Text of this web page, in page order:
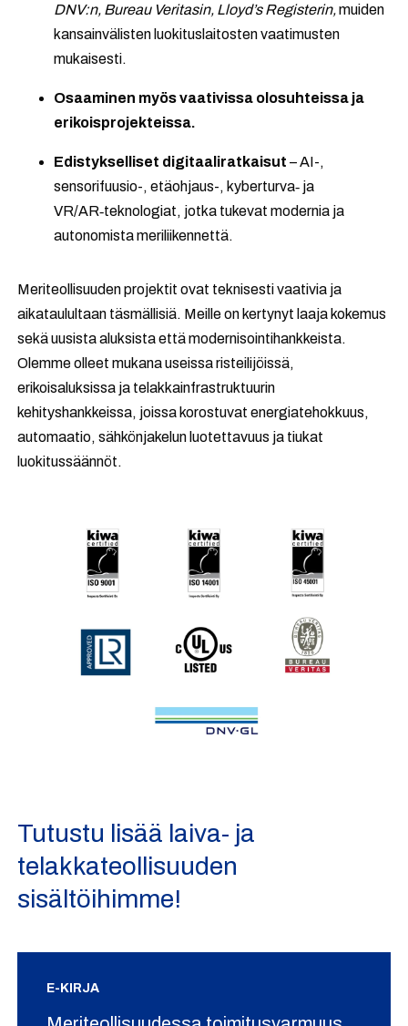
DNV:n, Bureau Veritasin, Lloyd’s Registerin,muiden
kansainvälisten luokituslaitosten vaatimusten
mukaisesti.
Osaaminen myös vaativissa olosuhteissa ja
erikoisprojekteissa.
Edistykselliset digitaaliratkaisut – AI-,
sensorifuusio-, etäohjaus-, kyberturva‑ ja
VR/AR‑teknologiat, jotka tukevat modernia ja
autonomista meriliikennettä.
Meriteollisuuden projektit ovat teknisesti vaativia ja
aikataulultaan täsmällisiä. Meille on kertynyt laaja kokemus
sekä uusista aluksista että modernisointihankkeista.
Olemme olleet mukana useissa risteilijöissä,
erikoisaluksissa ja telakkainfrastruktuurin
kehityshankkeissa, joissa korostuvat energiatehokkuus,
automaatio, sähkönjakelun luotettavuus ja tiukat
luokitussäännöt.
Tutustu lisää laiva- ja
telakkateollisuuden
sisältöihimme!
E-KIRJA